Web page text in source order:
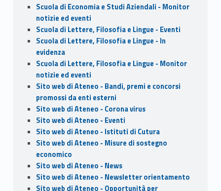
Scuola di Economia e Studi Aziendali - Monitor
notizie ed eventi
Scuola di Lettere, Filosofia e Lingue - Eventi
Scuola di Lettere, Filosofia e Lingue - In
evidenza
Scuola di Lettere, Filosofia e Lingue - Monitor
notizie ed eventi
Sito web di Ateneo - Bandi, premi e concorsi
promossi da enti esterni
Sito web di Ateneo - Corona virus
Sito web di Ateneo - Eventi
Sito web di Ateneo - Istituti di Cutura
Sito web di Ateneo - Misure di sostegno
economico
Sito web di Ateneo - News
Sito web di Ateneo - Newsletter orientamento
Sito web di Ateneo - Opportunità per